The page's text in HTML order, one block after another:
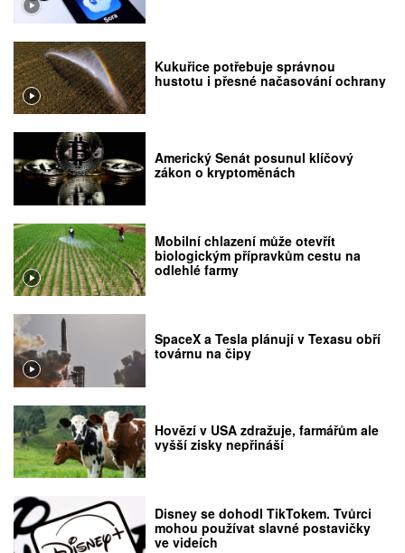
Kukuřice potřebuje správnou
hustotu i přesné načasování ochrany
Americký Senát posunul klíčový
zákon o kryptoměnách
Mobilní chlazení může otevřít
biologickým přípravkům cestu na
odlehlé farmy
SpaceX a Tesla plánují v Texasu obří
továrnu na čipy
Hovězí v USA zdražuje, farmářům ale
vyšší zisky nepřináší
Disney se dohodl TikTokem. Tvůrci
mohou používat slavné postavičky
ve videích